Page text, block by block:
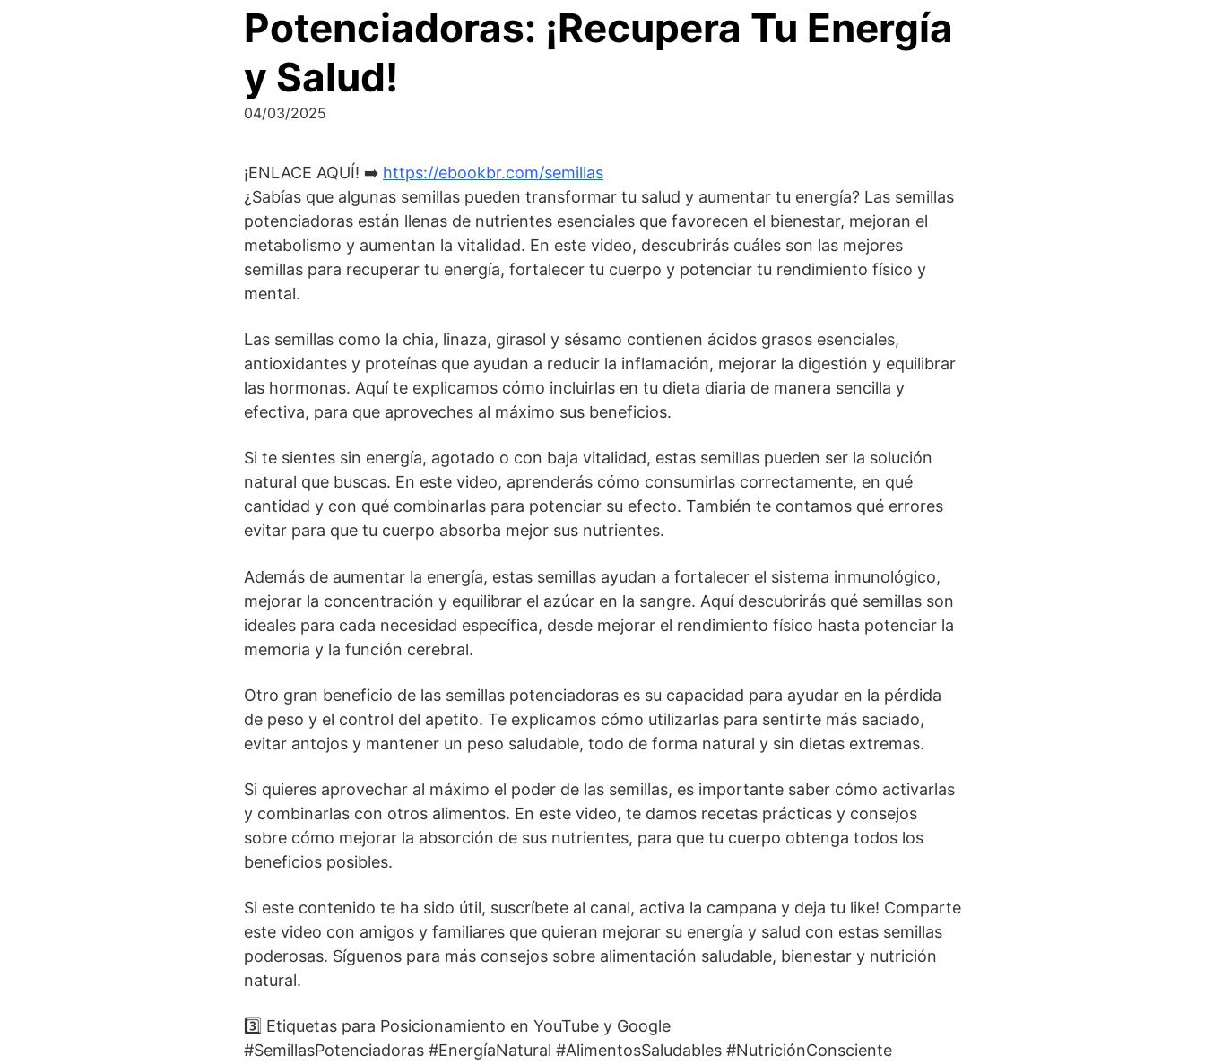
Potenciadoras: ¡Recupera Tu Energía
y Salud!
04/03/2025
¡ENLACE AQUÍ! ➡️ https://ebookbr.com/semillas
¿Sabías que algunas semillas pueden transformar tu salud y aumentar tu energía? Las semillas
potenciadoras están llenas de nutrientes esenciales que favorecen el bienestar, mejoran el
metabolismo y aumentan la vitalidad. En este video, descubrirás cuáles son las mejores
semillas para recuperar tu energía, fortalecer tu cuerpo y potenciar tu rendimiento físico y
mental.
Las semillas como la chia, linaza, girasol y sésamo contienen ácidos grasos esenciales,
antioxidantes y proteínas que ayudan a reducir la inflamación, mejorar la digestión y equilibrar
las hormonas. Aquí te explicamos cómo incluirlas en tu dieta diaria de manera sencilla y
efectiva, para que aproveches al máximo sus beneficios.
Si te sientes sin energía, agotado o con baja vitalidad, estas semillas pueden ser la solución
natural que buscas. En este video, aprenderás cómo consumirlas correctamente, en qué
cantidad y con qué combinarlas para potenciar su efecto. También te contamos qué errores
evitar para que tu cuerpo absorba mejor sus nutrientes.
Además de aumentar la energía, estas semillas ayudan a fortalecer el sistema inmunológico,
mejorar la concentración y equilibrar el azúcar en la sangre. Aquí descubrirás qué semillas son
ideales para cada necesidad específica, desde mejorar el rendimiento físico hasta potenciar la
memoria y la función cerebral.
Otro gran beneficio de las semillas potenciadoras es su capacidad para ayudar en la pérdida
de peso y el control del apetito. Te explicamos cómo utilizarlas para sentirte más saciado,
evitar antojos y mantener un peso saludable, todo de forma natural y sin dietas extremas.
Si quieres aprovechar al máximo el poder de las semillas, es importante saber cómo activarlas
y combinarlas con otros alimentos. En este video, te damos recetas prácticas y consejos
sobre cómo mejorar la absorción de sus nutrientes, para que tu cuerpo obtenga todos los
beneficios posibles.
Si este contenido te ha sido útil, suscríbete al canal, activa la campana y deja tu like! Comparte
este video con amigos y familiares que quieran mejorar su energía y salud con estas semillas
poderosas. Síguenos para más consejos sobre alimentación saludable, bienestar y nutrición
natural.
3️⃣ Etiquetas para Posicionamiento en YouTube y Google
#SemillasPotenciadoras #EnergíaNatural #AlimentosSaludables #NutriciónConsciente